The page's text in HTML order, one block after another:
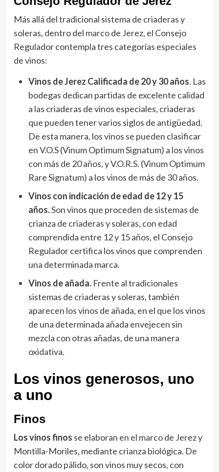
Más allá del tradicional sistema de criaderas y
soleras, dentro del marco de Jerez, el Consejo
Regulador contempla tres categorías especiales
de vinos:
Vinos de Jerez Calificada de 20 y 30 años. Las
bodegas dedican partidas de excelente calidad
a las criaderas de vinos especiales, criaderas
que pueden tener varios siglos de antigüedad.
De esta manera, los vinos se pueden clasificar
en V.O.S (Vinum Optimum Signatum) a los vinos
con más de 20 años, y V.O.R.S. (Vinum Optimum
Rare Signatum) a los vinos de más de 30 años.
Vinos con indicación de edad de 12 y 15
años.Son vinos que proceden de sistemas de
crianza de criaderas y soleras, con edad
comprendida entre 12 y 15 años, el Consejo
Regulador certifica los vinos que comprenden
una determinada marca.
Vinos de añada.Frente al tradicionales
sistemas de criaderas y soleras, también
aparecen los vinos de añada, en el que los vinos
de una determinada añada envejecen sin
mezcla con otras añadas, de una manera
oxidativa.
Los vinos generosos, uno
a uno
Finos
Los vinos finos se elaboran en el marco de Jerez y
Montilla-Moriles, mediante crianza biológica. De
color dorado pálido, son vinos muy secos, con